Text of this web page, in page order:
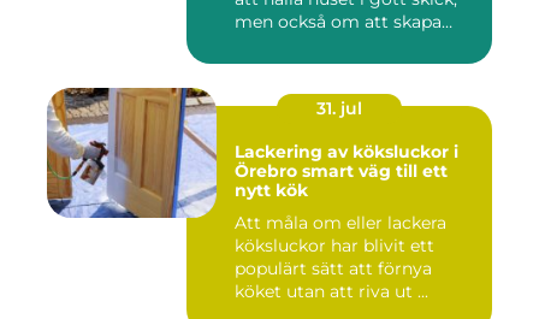
men också om att skapa
31. jul
Lackering av köksluckor i
Örebro smart väg till ett
nytt kök
Att måla om eller lackera
köksluckor har blivit ett
populärt sätt att förnya
köket utan att riva ut ...